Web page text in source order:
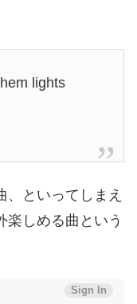
lights
、といってしまえ
楽しめる曲という